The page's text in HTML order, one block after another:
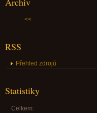
<<
RSS
Přehled zdrojů
Statistiky
Celkem: